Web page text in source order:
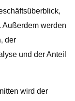
Außerdem werden
der
und der Anteil
wird der